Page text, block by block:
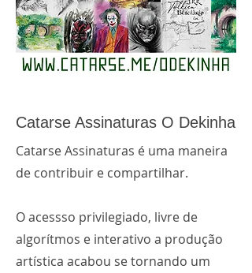
Catarse Assinaturas O Dekinha
Catarse Assinaturas é uma maneira
de contribuir e compartilhar.
O acessso privilegiado, livre de
algorítmos e interativo a produção
artística acabou se tornando um